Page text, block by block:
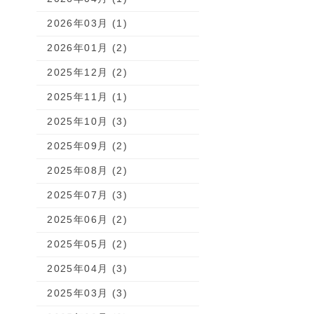
2026年03月 (1)
2026年01月 (2)
2025年12月 (2)
2025年11月 (1)
2025年10月 (3)
2025年09月 (2)
2025年08月 (2)
2025年07月 (3)
2025年06月 (2)
2025年05月 (2)
2025年04月 (3)
2025年03月 (3)